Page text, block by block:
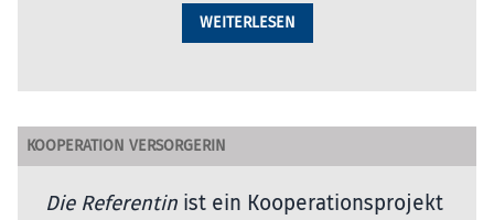
WEITERLESEN
KOOPERATION VERSORGERIN
Die Referentin ist ein Kooperationsprojekt